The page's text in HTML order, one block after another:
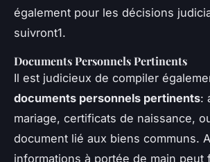
également pour les décisions
suivront1.
Documents Personnels Pertinents
Il est judicieux de compiler
documents personnels pertinents:
mariage, certificats de naissance,
document lié aux biens communs.
informations à portée de main peut